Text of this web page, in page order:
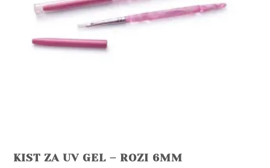
KIST ZA UV GEL – ROZI 6MM